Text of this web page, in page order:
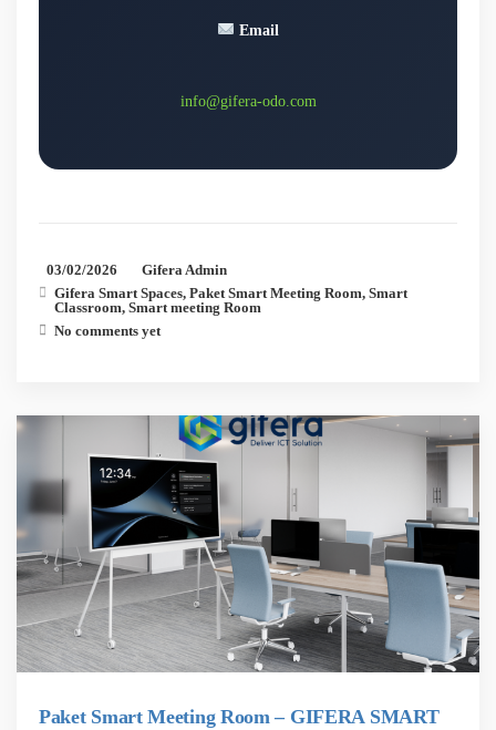
Email
info@gifera-odo.com
03/02/2026
Gifera Admin
Gifera Smart Spaces, Paket Smart Meeting Room, Smart
Classroom, Smart meeting Room
No comments yet
Paket Smart Meeting Room – GIFERA SMART